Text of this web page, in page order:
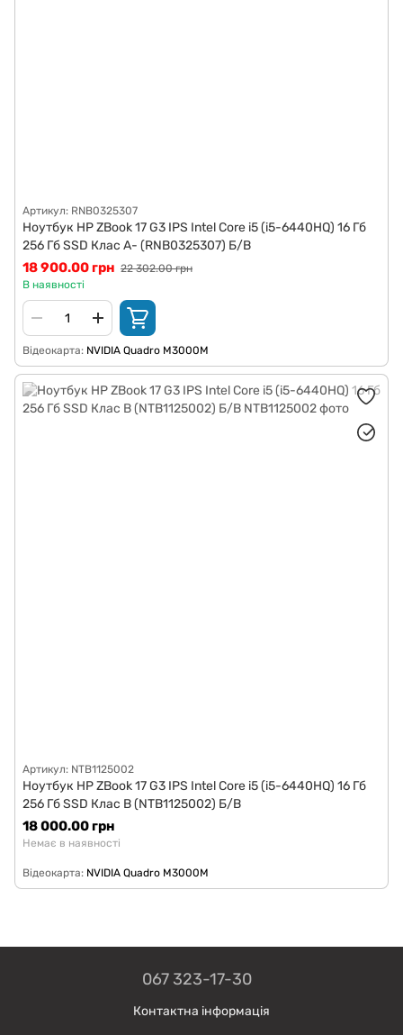
Артикул: RNB0325307
Ноутбук HP ZBook 17 G3 IPS Intel Core i5 (i5-6440HQ) 16 Гб
256 Гб SSD Клас A- (RNB0325307) Б/В
18 900.00 грн 22 302.00 грн
В наявності
Відеокарта NVIDIA Quadro M3000M
Артикул: NTB1125002
Ноутбук HP ZBook 17 G3 IPS Intel Core i5 (i5-6440HQ) 16 Гб
256 Гб SSD Клас B (NTB1125002) Б/В
18 000.00 грн
Немає в наявності
Відеокарта NVIDIA Quadro M3000M
067 323-17-30
Контактна інформація